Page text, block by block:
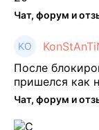
Чат, форум и
После
пришелся как
можно юзать
Сейчас
Чат, форум и